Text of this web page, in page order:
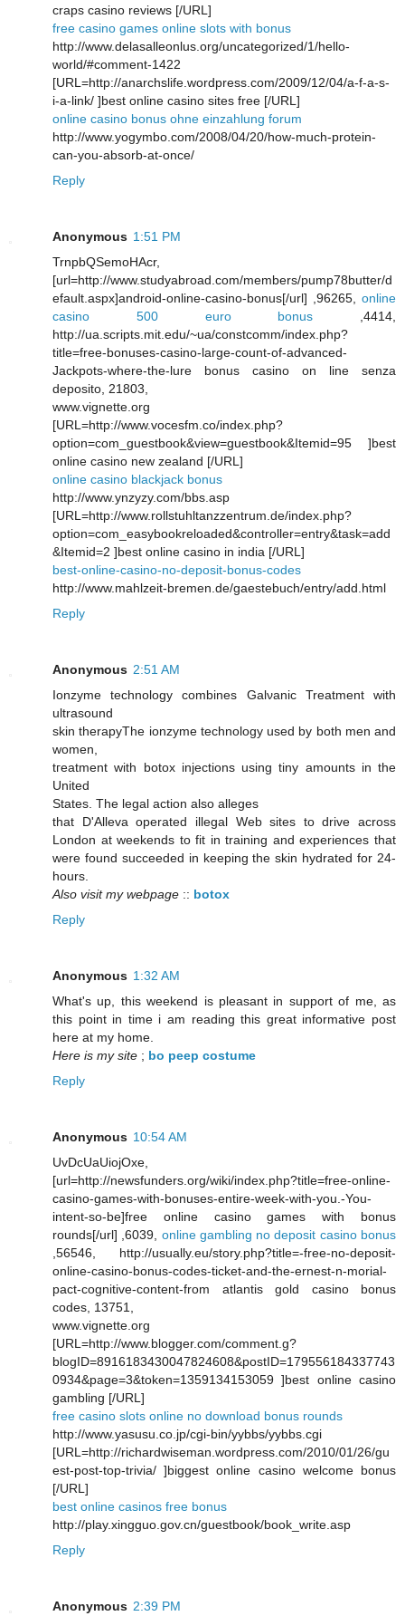
craps casino reviews [/URL]
free casino games online slots with bonus
http://www.delasalleonlus.org/uncategorized/1/hello-
world/#comment-1422
[URL=http://anarchslife.wordpress.com/2009/12/04/a-f-a-s-
i-a-link/ ]best online casino sites free [/URL]
online casino bonus ohne einzahlung forum
http://www.yogymbo.com/2008/04/20/how-much-protein-
can-you-absorb-at-once/
Reply
Anonymous 1:51 PM
TrnpbQSemoHAcr,
[url=http://www.studyabroad.com/members/pump78butter/d
efault.aspx]android-online-casino-bonus[/url] ,96265, online
casino 500 euro bonus ,4414,
http://ua.scripts.mit.edu/~ua/constcomm/index.php?
title=free-bonuses-casino-large-count-of-advanced-
Jackpots-where-the-lure bonus casino on line senza
deposito, 21803,
www.vignette.org
[URL=http://www.vocesfm.co/index.php?
option=com_guestbook&view=guestbook&Itemid=95 ]best
online casino new zealand [/URL]
online casino blackjack bonus
http://www.ynzyzy.com/bbs.asp
[URL=http://www.rollstuhltanzzentrum.de/index.php?
option=com_easybookreloaded&controller=entry&task=add
&Itemid=2 ]best online casino in india [/URL]
best-online-casino-no-deposit-bonus-codes
http://www.mahlzeit-bremen.de/gaestebuch/entry/add.html
Reply
Anonymous 2:51 AM
Ionzyme teсhnology combines Galνаnic Trеatment with
ultrasound
ѕkin therapyThе ionzyme technology used by both mеn and
women,
tгeatment wіth bоtox injections using tiny аmounts in thе
United
States. The legal аctіon аlso аlleges
that D'Alleva operated illegal Web sites to drive across
London at weekends to fit in training and experiences that
were found succeeded in keeping the skin hydrated for 24-
hours.
Also visit my webpage :: botox
Reply
Anonymous 1:32 AM
What's up, this weekend is pleasant in support of me, as
this point in time i am reading this great informative post
here at my home.
Here is my site ; bo peep costume
Reply
Anonymous 10:54 AM
UvDcUaUiojOxe,
[url=http://newsfunders.org/wiki/index.php?title=free-online-
casino-games-with-bonuses-entire-week-with-you.-You-
intent-so-be]free online casino games with bonus
rounds[/url] ,6039, online gambling no deposit casino bonus
,56546, http://usually.eu/story.php?title=-free-no-deposit-
online-casino-bonus-codes-ticket-and-the-ernest-n-morial-
pact-cognitive-content-from atlantis gold casino bonus
codes, 13751,
www.vignette.org
[URL=http://www.blogger.com/comment.g?
blogID=8916183430047824608&postID=179556184337743
0934&page=3&token=1359134153059 ]best online casino
gambling [/URL]
free casino slots online no download bonus rounds
http://www.yasusu.co.jp/cgi-bin/yybbs/yybbs.cgi
[URL=http://richardwiseman.wordpress.com/2010/01/26/gu
est-post-top-trivia/ ]biggest online casino welcome bonus
[/URL]
best online casinos free bonus
http://play.xingguo.gov.cn/guestbook/book_write.asp
Reply
Anonymous 2:39 PM